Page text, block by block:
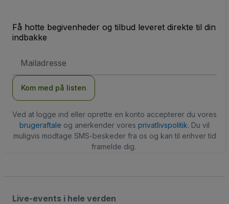
Få hotte begivenheder og tilbud leveret direkte til din
indbakke
adresse
Kom med på listen
Ved at logge ind eller oprette en konto accepterer du vores
brugeraftale og anerkender vores privatlivspolitik. Du vil
muligvis modtage SMS-beskeder fra os og kan til enhver tid
framelde dig.
Live-events i hele verden